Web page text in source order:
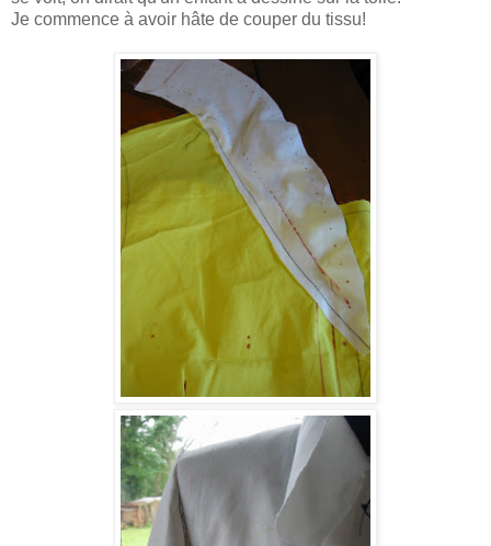
Je commence à avoir hâte de couper du tissu!